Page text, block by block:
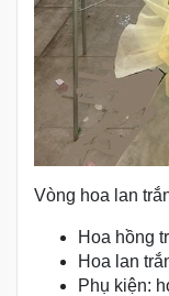
Vòng hoa lan
Hoa hồng
Hoa lan
Phụ kiện: